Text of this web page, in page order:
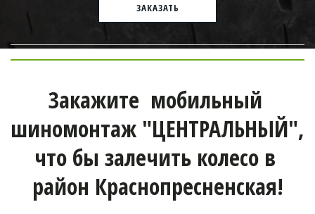
ЗАКАЗАТЬ
Закажите  мобильный
шиномонтаж "ЦЕНТРАЛЬНЫЙ",
что бы залечить колесо в
район Краснопресненская!